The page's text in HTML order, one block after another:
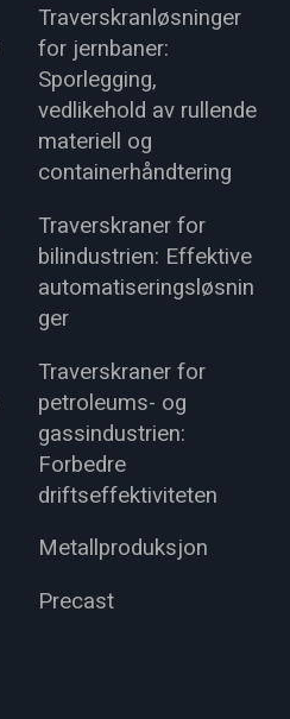
Traverskranløsninger
for jernbaner:
Sporlegging,
vedlikehold av rullende
materiell og
containerhåndtering
Traverskraner for
bilindustrien: Effektive
automatiseringsløsnin
ger
Traverskraner for
petroleums- og
gassindustrien:
Forbedre
driftseffektiviteten
Metallproduksjon
Precast